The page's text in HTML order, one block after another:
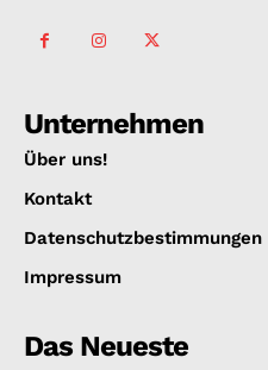
Unternehmen
Über uns!
Kontakt
Datenschutzbestimmungen
Impressum
Das Neueste